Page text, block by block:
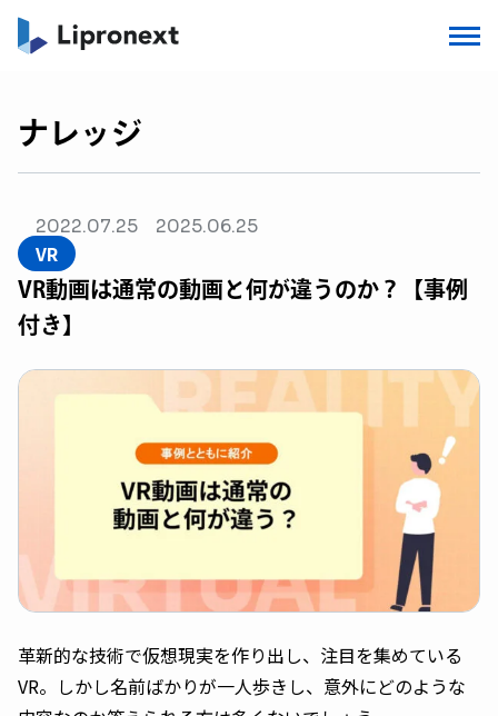
ナレッジ
2022.07.25 2025.06.25
VR
VR動画は通常の動画と何が違うのか？【事例
付き】
革新的な技術で仮想現実を作り出し、注目を集めている
VR。しかし名前ばかりが一人歩きし、意外にどのような